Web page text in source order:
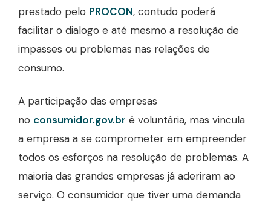
prestado pelo PROCON, contudo poderá
facilitar o dialogo e até mesmo a resolução de
impasses ou problemas nas relações de
consumo.
A participação das empresas
no consumidor.gov.br é voluntária, mas vincula
a empresa a se comprometer em empreender
todos os esforços na resolução de problemas. A
maioria das grandes empresas já aderiram ao
serviço. O consumidor que tiver uma demanda